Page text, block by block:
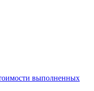
выполненных